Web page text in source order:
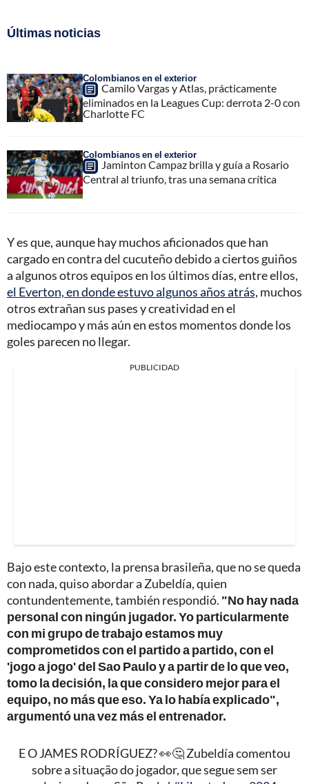
Últimas noticias
Colombianos en el exterior
Camilo Vargas y Atlas, prácticamente
eliminados en la Leagues Cup: derrota 2-0 con
Charlotte FC
Colombianos en el exterior
Jaminton Campaz brilla y guía a Rosario
Central al triunfo, tras una semana crítica
Y es que, aunque hay muchos aficionados que han
cargado en contra del cucuteño debido a ciertos guiños
a algunos otros equipos en los últimos días, entre ellos,
el Everton, en donde estuvo algunos años atrás, muchos
otros extrañan sus pases y creatividad en el
mediocampo y más aún en estos momentos donde los
goles parecen no llegar.
PUBLICIDAD
Bajo este contexto, la prensa brasileña, que no se queda
con nada, quiso abordar a Zubeldía, quien
contundentemente, también respondió. "No hay nada
personal con ningún jugador. Yo particularmente
con mi grupo de trabajo estamos muy
comprometidos con el partido a partido, con el
'jogo a jogo' del Sao Paulo y a partir de lo que veo,
tomo la decisión, la que considero mejor para el
equipo, no más que eso. Ya lo había explicado",
argumentó una vez más el entrenador.
E O JAMES RODRÍGUEZ? 👀🤔 Zubeldía comentou
sobre a situação do jogador, que segue sem ser